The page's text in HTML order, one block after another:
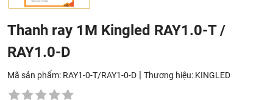
Thanh ray 1M Kingled RAY1.0-T /
RAY1.0-D
Mã sản phẩm: RAY1-0-T/RAY1-0-D | Thương hiệu: KINGLED